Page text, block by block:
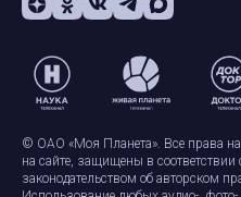
© ОАО «Моя Планета». Все права
на сайте, защищены в
законодательством об авторском